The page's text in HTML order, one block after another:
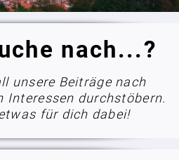
nach...?
unsere Beiträge nach
Interessen durchstöbern.
für dich dabei!